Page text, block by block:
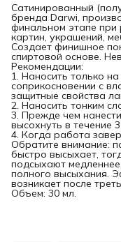
Сатинированный
бренда Darwi,
финальном этапе при
картин, украшений,
Создает финишное
спиртовой основе.
Рекомендации:
1. Наносить только
соприкосновении с
защитные свойства
2. Наносить тонким
3. Прежде чем
высохнуть в течение
4. Когда работа
Обратите внимание:
быстро высыхает,
подсыхают
полного высыхания.
возникает после
Объем: 30 мл.